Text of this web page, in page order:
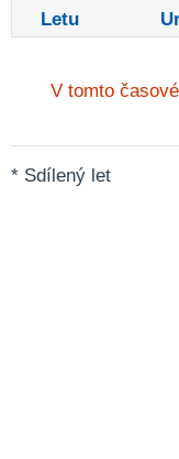
Letu
V tomto
* Sdílený let